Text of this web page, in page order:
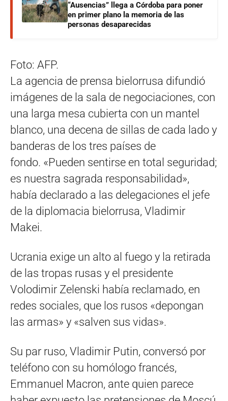
“Ausencias” llega a Córdoba para poner
en primer plano la memoria de las
personas desaparecidas
Foto: AFP.
La agencia de prensa bielorrusa difundió
imágenes de la sala de negociaciones, con
una larga mesa cubierta con un mantel
blanco, una decena de sillas de cada lado y
banderas de los tres países de
fondo. «Pueden sentirse en total seguridad;
es nuestra sagrada responsabilidad»,
había declarado a las delegaciones el jefe
de la diplomacia bielorrusa, Vladimir
Makei.
Ucrania exige un alto al fuego y la retirada
de las tropas rusas y el presidente
Volodimir Zelenski había reclamado, en
redes sociales, que los rusos «depongan
las armas» y «salven sus vidas».
Su par ruso, Vladimir Putin, conversó por
teléfono con su homólogo francés,
Emmanuel Macron, ante quien parece